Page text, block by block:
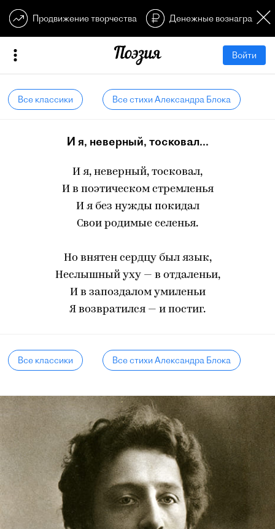
Продвижение творчества Денежные
Войти
Все классики Все стихи Александра Блока
И я, неверный, тосковал...
И я, неверный, тосковал,
И в поэтическом стремленья
И я без нужды покидал
Свои родимые селенья.
Но внятен сердцу был язык,
Неслышный уху — в отдаленьи,
И в запоздалом умиленьи
Я возвратился — и постиг.
Все классики Все стихи Александра Блока